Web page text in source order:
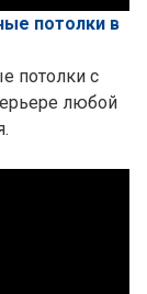
потолки в
потолки с
любой